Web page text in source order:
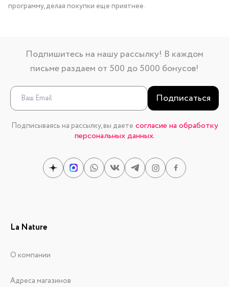
программу, делая покупки еще приятнее.
Подпишитесь на нашу рассылку! В каждом
письме раздаем от 500 до 5000 бонусов!
Подписаться
Подписываясь на рассылку, вы даете согласие на обработку
персональных данных.
La Nature
О компании
Адреса магазинов